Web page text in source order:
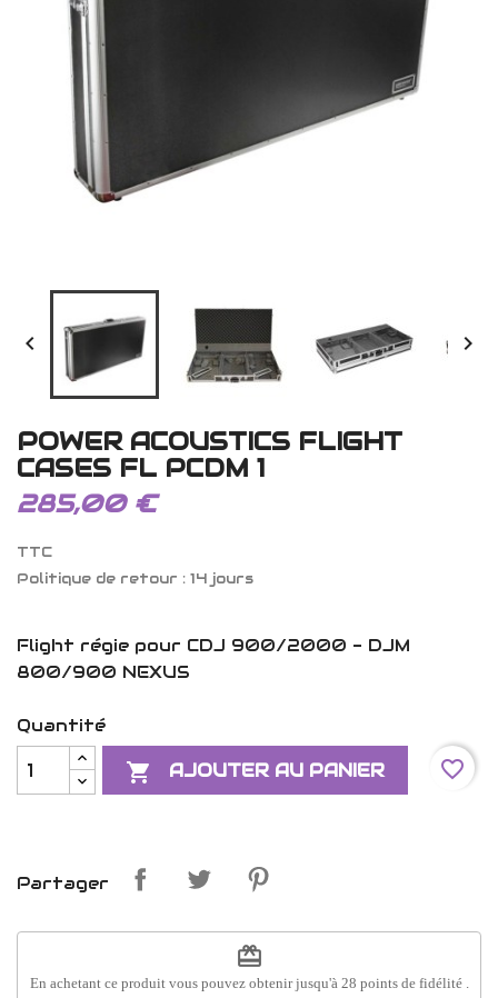
 
POWER ACOUSTICS FLIGHT
CASES FL PCDM 1
285,00 €
TTC
Politique de retour : 14 jours
Flight régie pour CDJ 900/2000 - DJM
800/900 NEXUS
Quantité
 AJOUTER AU PANIER favorite_border
Partager
redeem
En achetant ce produit vous pouvez obtenir jusqu'à 28 points de fidélité.